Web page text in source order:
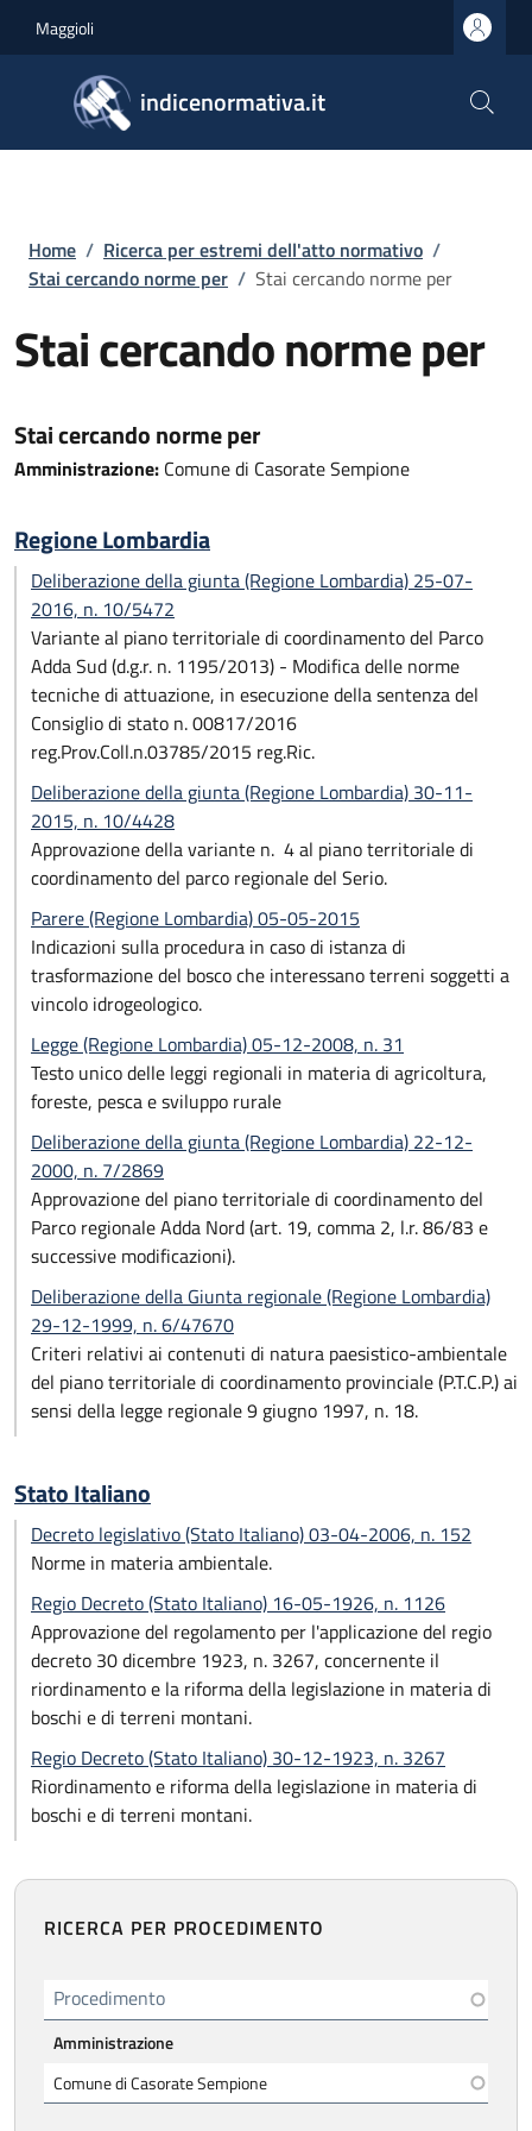
Maggioli
indicenormativa.it
Briciole di pane
Home / Ricerca per estremi dell'atto normativo /
Stai cercando norme per / Stai cercando norme per
Stai cercando norme per
Stai cercando norme per
Amministrazione: Comune di Casorate Sempione
Regione Lombardia
Deliberazione della giunta (Regione Lombardia) 25-07-
2016, n. 10/5472
Variante al piano territoriale di coordinamento del Parco
Adda Sud (d.g.r. n. 1195/2013) - Modifica delle norme
tecniche di attuazione, in esecuzione della sentenza del
Consiglio di stato n. 00817/2016
reg.Prov.Coll.n.03785/2015 reg.Ric.
Deliberazione della giunta (Regione Lombardia) 30-11-
2015, n. 10/4428
Approvazione della variante n. 4 al piano territoriale di
coordinamento del parco regionale del Serio.
Parere (Regione Lombardia) 05-05-2015
Indicazioni sulla procedura in caso di istanza di
trasformazione del bosco che interessano terreni soggetti a
vincolo idrogeologico.
Legge (Regione Lombardia) 05-12-2008, n. 31
Testo unico delle leggi regionali in materia di agricoltura,
foreste, pesca e sviluppo rurale
Deliberazione della giunta (Regione Lombardia) 22-12-
2000, n. 7/2869
Approvazione del piano territoriale di coordinamento del
Parco regionale Adda Nord (art. 19, comma 2, l.r. 86/83 e
successive modificazioni).
Deliberazione della Giunta regionale (Regione Lombardia)
29-12-1999, n. 6/47670
Criteri relativi ai contenuti di natura paesistico-ambientale
del piano territoriale di coordinamento provinciale (P.T.C.P.) ai
sensi della legge regionale 9 giugno 1997, n. 18.
Stato Italiano
Decreto legislativo (Stato Italiano) 03-04-2006, n. 152
Norme in materia ambientale.
Regio Decreto (Stato Italiano) 16-05-1926, n. 1126
Approvazione del regolamento per l'applicazione del regio
decreto 30 dicembre 1923, n. 3267, concernente il
riordinamento e la riforma della legislazione in materia di
boschi e di terreni montani.
Regio Decreto (Stato Italiano) 30-12-1923, n. 3267
Riordinamento e riforma della legislazione in materia di
boschi e di terreni montani.
RICERCA PER PROCEDIMENTO
Procedimento
Amministrazione